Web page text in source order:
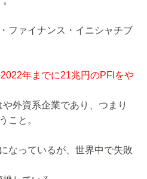
ファイナンス・イニシャチブ
2022年までに21兆円のPFIをや
外資系企業であり、つまり
こと。
なっているが、世界中で失敗